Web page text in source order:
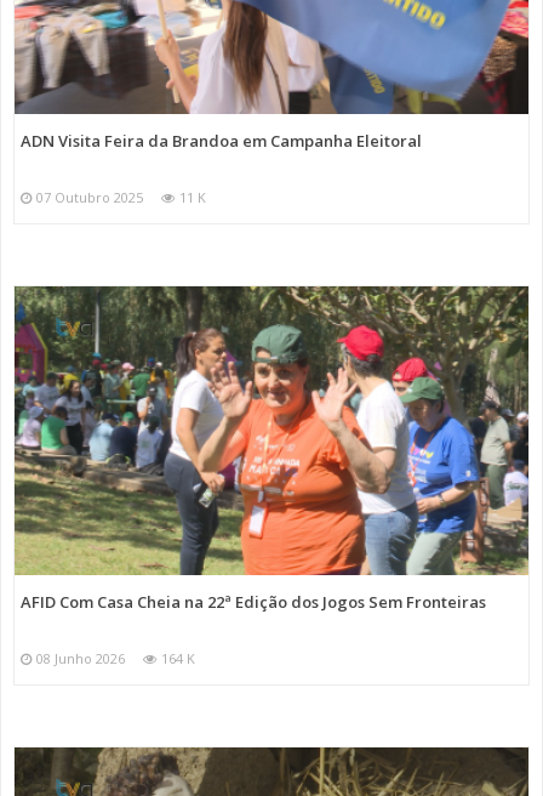
ADN Visita Feira da Brandoa em Campanha Eleitoral
07 Outubro 2025 11 K
AFID Com Casa Cheia na 22ª Edição dos Jogos Sem Fronteiras
08 Junho 2026 164 K